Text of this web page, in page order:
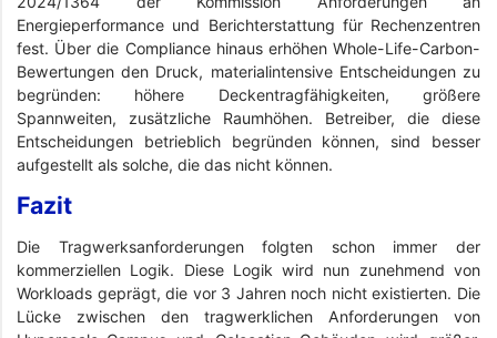
Energieperformance und Berichterstattung für Rechenzentren
fest. Über die Compliance hinaus erhöhen Whole-Life-Carbon-
Bewertungen den Druck, materialintensive Entscheidungen zu
begründen: höhere Deckentragfähigkeiten, größere
Spannweiten, zusätzliche Raumhöhen. Betreiber, die diese
Entscheidungen betrieblich begründen können, sind besser
aufgestellt als solche, die das nicht können.
Fazit
Die Tragwerksanforderungen folgten schon immer der
kommerziellen Logik. Diese Logik wird nun zunehmend von
Workloads geprägt, die vor 3 Jahren noch nicht existierten. Die
Lücke zwischen den tragwerklichen Anforderungen von